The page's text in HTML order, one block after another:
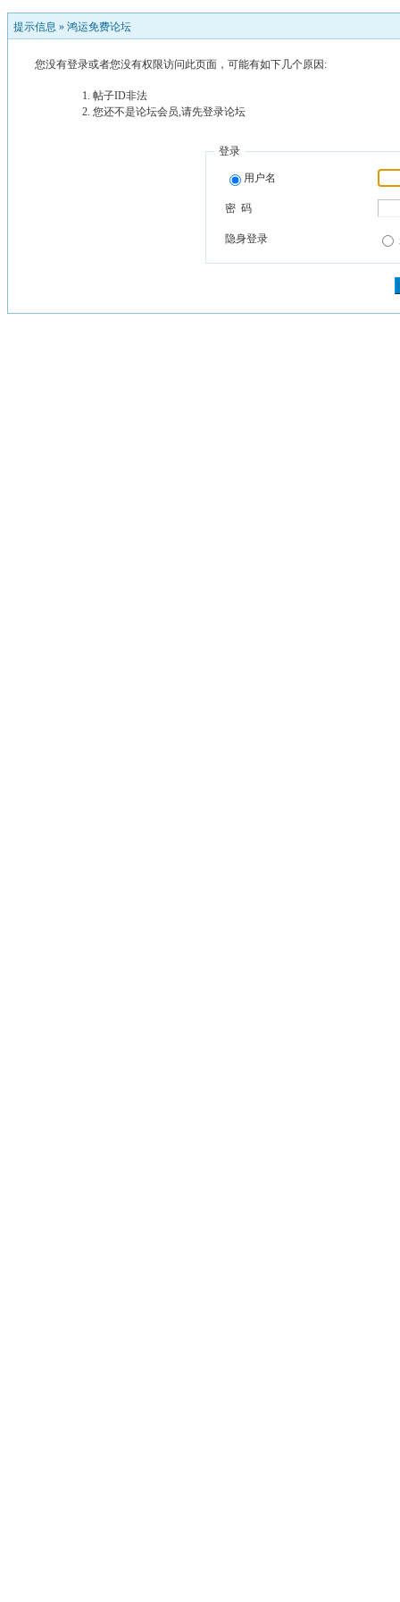
提示信息 » 鸿运免费论坛
您没有登录或者您没有权限访问此页面，可能有如下几个原因:
帖子ID非法
您还不是论坛会员,请先登录论坛
登录
用户名
密 码
隐身登录